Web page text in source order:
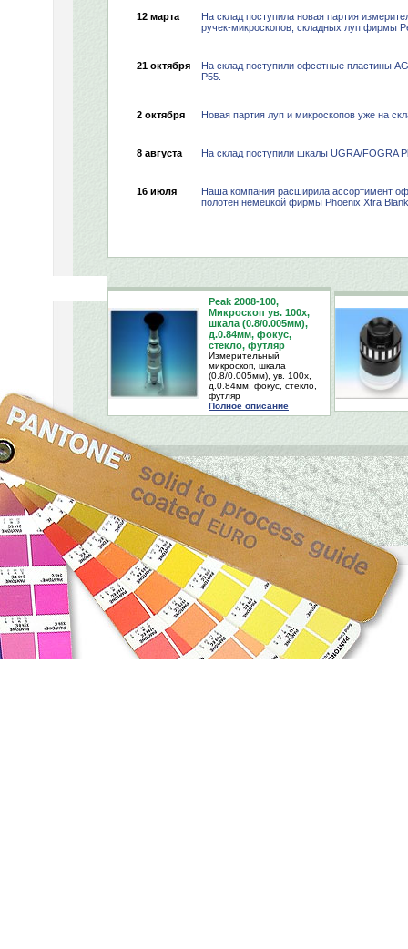
12 марта
На склад поступила новая партия
ручек-микроскопов, складных луп фирмы
21 октября
На склад поступили офсетные пластины
P55.
2 октября Новая партия луп и микроскопов уже на
8 августа На склад поступили шкалы UGRA/FOGRA
16 июля
Наша компания расширила ассортимент
полотен немецкой фирмы Phoenix Xtra
Peak 2008-100,
Микроскоп ув. 100х,
шкала (0.8/0.005мм),
д.0.84мм, фокус,
стекло, футляр
Измерительный
микроскоп, шкала
(0.8/0.005мм), ув. 100х,
д.0.84мм, фокус, стекло,
футляр
Полное описание